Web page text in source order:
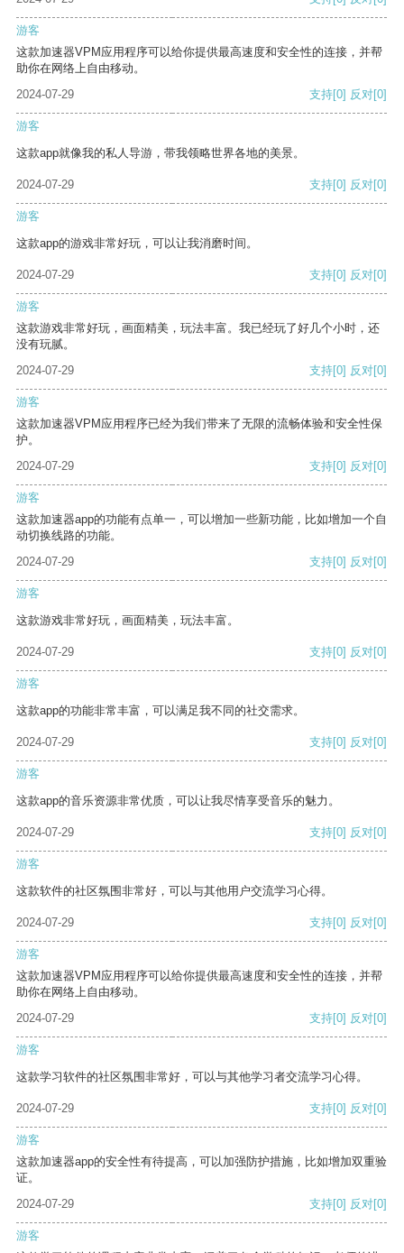
游客
这款加速器VPM应用程序可以给你提供最高速度和安全性的连接，并帮
助你在网络上自由移动。
2024-07-29
支持[0] 反对[0]
游客
这款app就像我的私人导游，带我领略世界各地的美景。
2024-07-29 支持[0] 反对[0]
游客
这款app的游戏非常好玩，可以让我消磨时间。
2024-07-29 支持[0] 反对[0]
游客
这款游戏非常好玩，画面精美，玩法丰富。我已经玩了好几个小时，还
没有玩腻。
2024-07-29
支持[0] 反对[0]
游客
这款加速器VPM应用程序已经为我们带来了无限的流畅体验和安全性保
护。
2024-07-29
支持[0] 反对[0]
游客
这款加速器app的功能有点单一，可以增加一些新功能，比如增加一个自
动切换线路的功能。
2024-07-29
支持[0] 反对[0]
游客
这款游戏非常好玩，画面精美，玩法丰富。
2024-07-29 支持[0] 反对[0]
游客
这款app的功能非常丰富，可以满足我不同的社交需求。
2024-07-29 支持[0] 反对[0]
游客
这款app的音乐资源非常优质，可以让我尽情享受音乐的魅力。
2024-07-29 支持[0] 反对[0]
游客
这款软件的社区氛围非常好，可以与其他用户交流学习心得。
2024-07-29 支持[0] 反对[0]
游客
这款加速器VPM应用程序可以给你提供最高速度和安全性的连接，并帮
助你在网络上自由移动。
2024-07-29
支持[0] 反对[0]
游客
这款学习软件的社区氛围非常好，可以与其他学习者交流学习心得。
2024-07-29 支持[0] 反对[0]
游客
这款加速器app的安全性有待提高，可以加强防护措施，比如增加双重验
证。
2024-07-29
支持[0] 反对[0]
游客